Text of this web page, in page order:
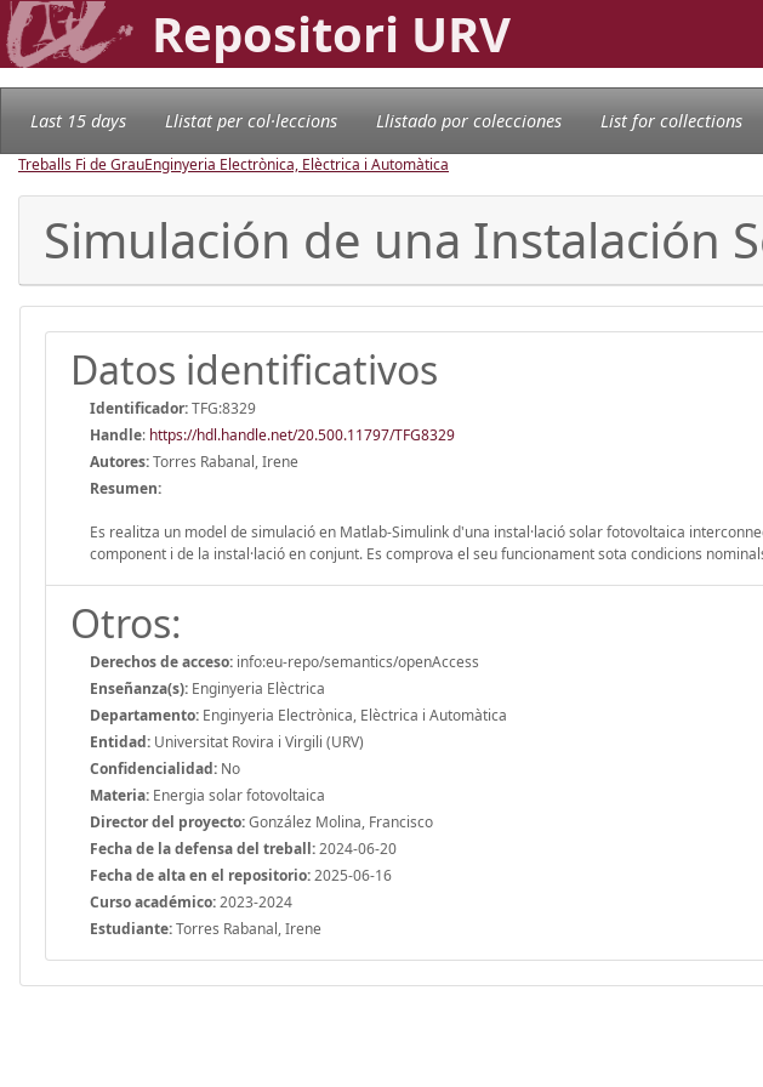
Repositori URV
Last 15 days Llistat per col·leccions Llistado por colecciones List for collections
Treballs Fi de GrauEnginyeria Electrònica, Elèctrica i Automàtica
Simulación de una Instalación
Datos identificativos
Identificador:TFG:8329
Handle: https://hdl.handle.net/20.500.11797/TFG8329
Autores:Torres Rabanal, Irene
Resumen:
Es realitza un model de simulació en Matlab-Simulink d'una instal·lació solar fotovoltaica
component i de la instal·lació en conjunt. Es comprova el seu funcionament sota condicions
Otros:
Derechos de acceso: info:eu-repo/semantics/openAccess
Enseñanza(s): Enginyeria Elèctrica
Departamento: Enginyeria Electrònica, Elèctrica i Automàtica
Entidad: Universitat Rovira i Virgili (URV)
Confidencialidad: No
Materia: Energia solar fotovoltaica
Director del proyecto:González Molina, Francisco
Fecha de la defensa del treball:2024-06-20
Fecha de alta en el repositorio:2025-06-16
Curso académico:2023-2024
Estudiante:Torres Rabanal, Irene